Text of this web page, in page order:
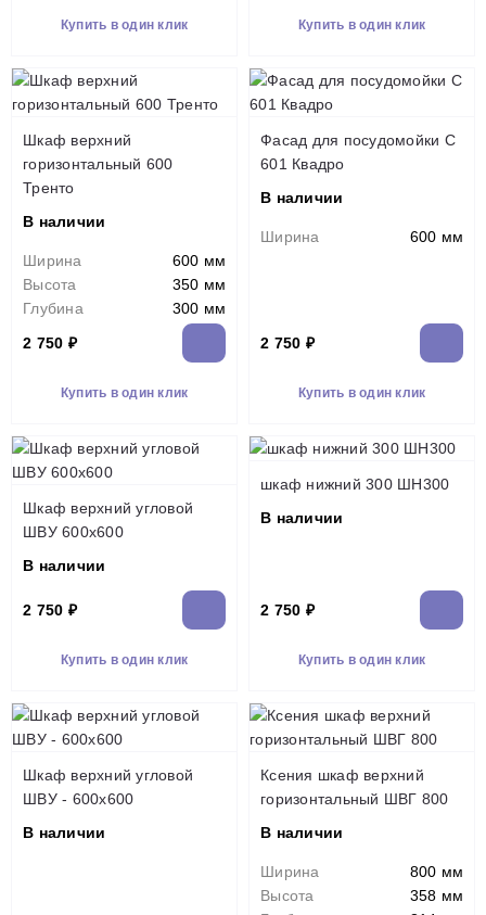
Купить в один клик Купить в один клик
Шкаф верхний
горизонтальный 600
Тренто
В наличии
Ширина
600 мм
Высота
350 мм
Глубина
300 мм
2 750 ₽
Купить в один клик
Фасад для посудомойки С
601 Квадро
В наличии
Ширина 600 мм
2 750 ₽
Купить в один клик
Шкаф верхний угловой
ШВУ 600х600
В наличии
2 750 ₽
Купить в один клик
шкаф нижний 300 ШН300
В наличии
2 750 ₽
Купить в один клик
Шкаф верхний угловой
ШВУ - 600х600
В наличии
Ксения шкаф верхний
горизонтальный ШВГ 800
В наличии
Ширина
800 мм
Высота
358 мм